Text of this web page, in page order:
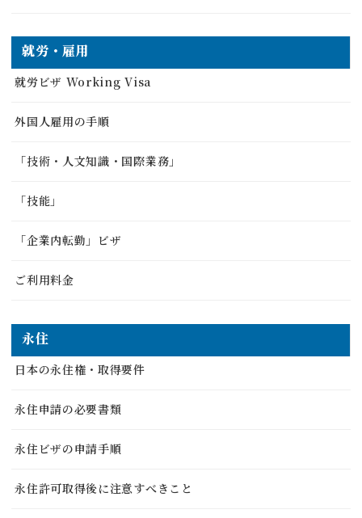
就労・雇用
就労ビザ Working Visa
外国人雇用の手順
「技術・人文知識・国際業務」
「技能」
「企業内転勤」ビザ
ご利用料金
永住
日本の永住権・取得要件
永住申請の必要書類
永住ビザの申請手順
永住許可取得後に注意すべきこと